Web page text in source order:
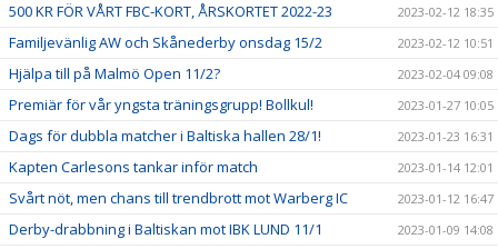
500 KR FÖR VÅRT FBC-KORT, ÅRSKORTET 2022-23 2023-02-12 18:35
Familjevänlig AW och Skånederby onsdag 15/2 2023-02-12 10:51
Hjälpa till på Malmö Open 11/2? 2023-02-04 09:08
Premiär för vår yngsta träningsgrupp! Bollkul! 2023-01-27 10:05
Dags för dubbla matcher i Baltiska hallen 28/1! 2023-01-23 16:31
Kapten Carlesons tankar inför match 2023-01-14 12:01
Svårt nöt, men chans till trendbrott mot Warberg IC 2023-01-12 16:47
Derby-drabbning i Baltiskan mot IBK LUND 11/1 2023-01-09 14:08